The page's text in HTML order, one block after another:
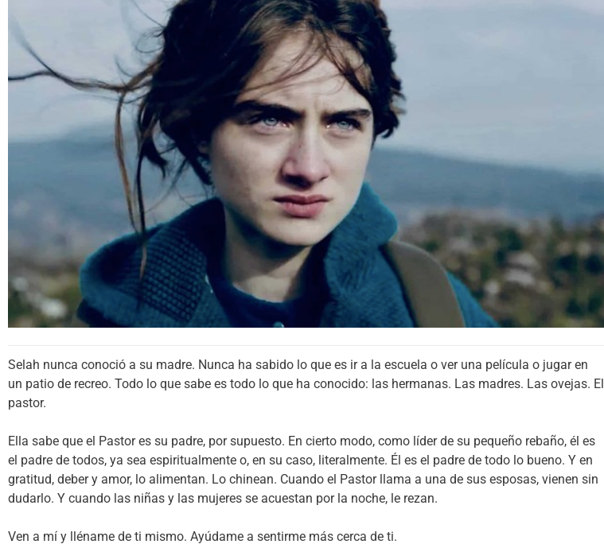
Selah nunca conoció a su madre. Nunca ha sabido lo que es ir a la escuela o ver una película o jugar en
un patio de recreo. Todo lo que sabe es todo lo que ha conocido: las hermanas. Las madres. Las ovejas. El
pastor.
Ella sabe que el Pastor es su padre, por supuesto. En cierto modo, como líder de su pequeño rebaño, él es
el padre de todos, ya sea espiritualmente o, en su caso, literalmente. Él es el padre de todo lo bueno. Y en
gratitud, deber y amor, lo alimentan. Lo chinean. Cuando el Pastor llama a una de sus esposas, vienen sin
dudarlo. Y cuando las niñas y las mujeres se acuestan por la noche, le rezan.
Ven a mí y lléname de ti mismo. Ayúdame a sentirme más cerca de ti.